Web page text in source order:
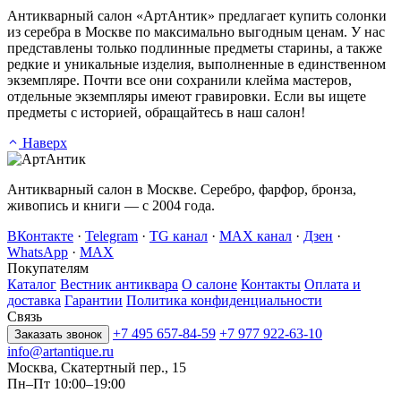
Антикварный салон «АртАнтик» предлагает купить солонки
из серебра в Москве по максимально выгодным ценам. У нас
представлены только подлинные предметы старины, а также
редкие и уникальные изделия, выполненные в единственном
экземпляре. Почти все они сохранили клейма мастеров,
отдельные экземпляры имеют гравировки. Если вы ищете
предметы с историей, обращайтесь в наш салон!
Наверх
Антикварный салон в Москве. Серебро, фарфор, бронза,
живопись и книги — с 2004 года.
ВКонтакте · Telegram · TG канал · MAX канал · Дзен ·
WhatsApp · MAX
Покупателям
Каталог Вестник антиквара О салоне Контакты Оплата и
доставка Гарантии Политика конфиденциальности
Связь
Заказать звонок +7 495 657-84-59 +7 977 922-63-10
info@artantique.ru
Москва, Скатертный пер., 15
Пн–Пт 10:00–19:00